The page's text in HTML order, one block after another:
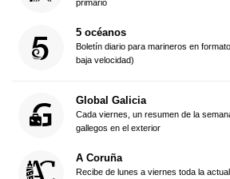
primario
5 océanos
Boletín diario para marineros en
baja velocidad)
Global Galicia
Cada viernes, un resumen de la
gallegos en el exterior
A Coruña
Recibe de lunes a viernes toda la